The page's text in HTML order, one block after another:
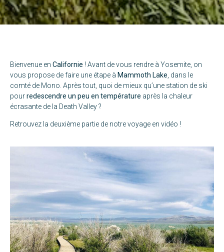
Bienvenue en Californie ! Avant de vous rendre à Yosemite, on
vous propose de faire une étape à Mammoth Lake , dans le
comté de Mono. Après tout, quoi de mieux qu’une station de ski
pourredescendre un peu en température après la chaleur
écrasante de la Death Valley ?
Retrouvez la deuxième partie de notre voyage en vidéo !